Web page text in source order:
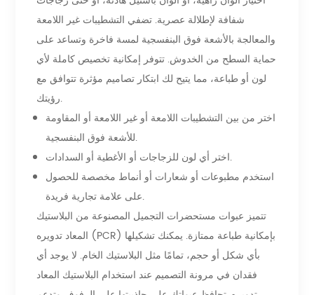
شفافة لإطلالة عصرية. تضفي التشطيبات غير اللامعة
والمعالجة بالأشعة فوق البنفسجية لمسة فاخرة وتساعد على
حماية السطح من الخدوش. تتوفر إمكانية تخصيص كاملة لأي
لون أو طباعة، مما يتيح لك ابتكار تصاميم مؤثرة تتوافق مع
رؤيتك.
اختر من بين التشطيبات اللامعة أو غير اللامعة أو المقاومة
للأشعة فوق البنفسجية.
اختر أي لون للزجاجات أو الأغطية أو السدادات.
استخدم مطبوعات أو شعارات أو أنماط مخصصة للحصول
على علامة تجارية فريدة.
تتميز عبوات مستحضرات التجميل المصنوعة من البلاستيك
المعاد تدويره (PCR) بإمكانية طباعة ممتازة. يمكنك تشكيلها
بأي شكل أو حجم، تمامًا مثل البلاستيك الخام. لا يوجد أي
فقدان في مرونة التصميم عند استخدام البلاستيك المعاد